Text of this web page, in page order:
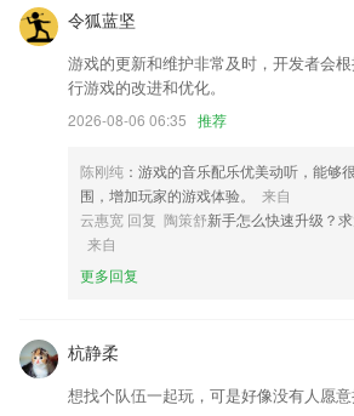
优化了配网存在的问题
全新勋章馆称号中心等级中心
保存分享页优化体验
以上就是西甲联赛网投的介绍，如果您喜欢这
进行打分评论，说出您的使用经历，以帮助我
令狐蓝坚
游戏的更新和维护非常及时，开发者会
行游戏的改进和优化。
2026-08-06 06:35 推荐
陈刚纯 ：游戏的音乐配乐优美动听，能够
围，增加玩家的游戏体验。
来自
云惠宽 回复 陶策舒新手怎么快速升级？
来自
更多回复
杭静柔
想找个队伍一起玩，可是好像没有人愿